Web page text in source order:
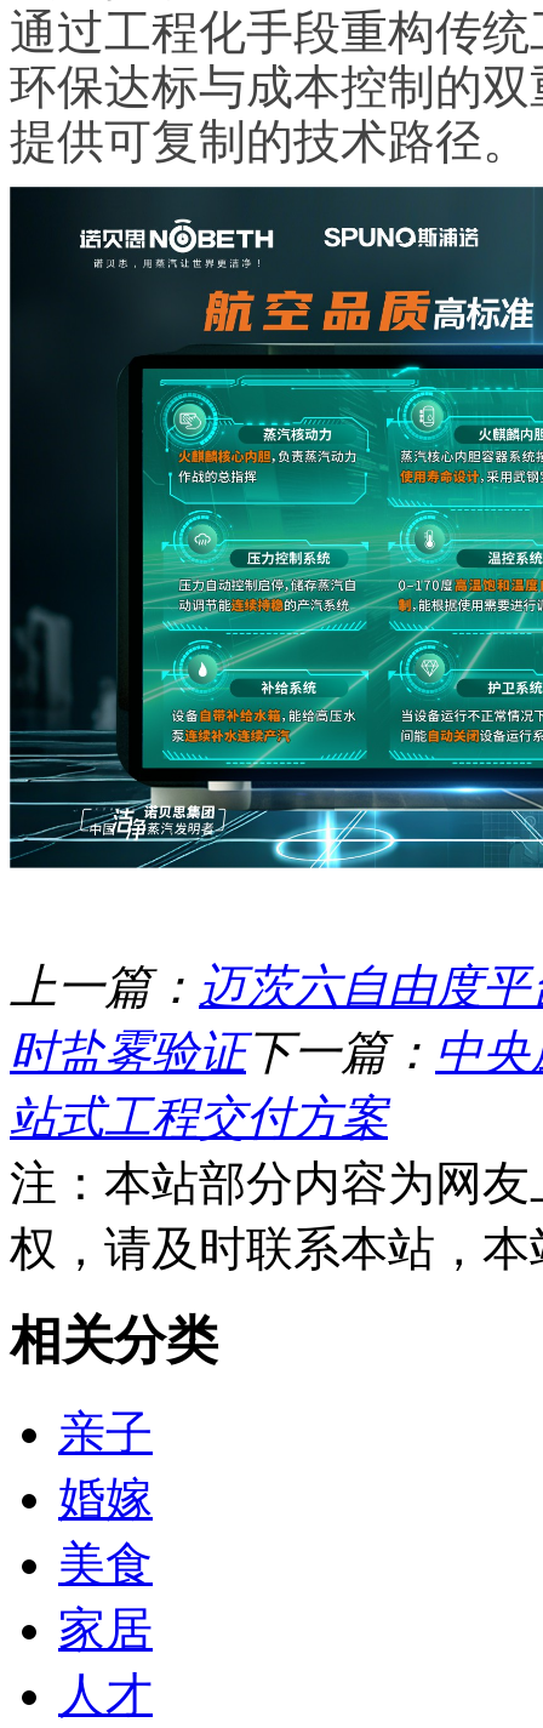
通过工程化手段重构传
环保达标与成本控制的
提供可复制的技术路径。
上一篇： 迈茨六自由度
时盐雾验证下一篇： 中
站式工程交付方案
注：本站部分内容为网
权，请及时联系本站，
相关分类
亲子
婚嫁
美食
家居
人才